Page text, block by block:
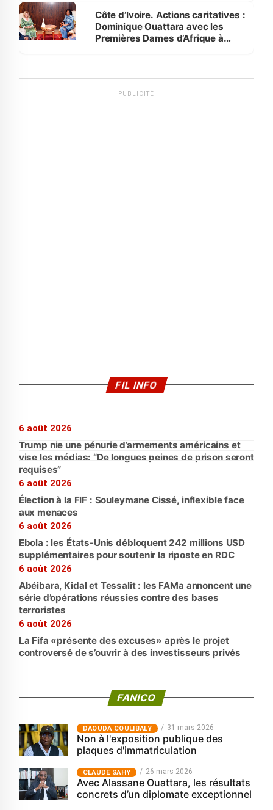
Côte d’Ivoire. Actions caritatives :
Dominique Ouattara avec les
Premières Dames d’Afrique à
PUBLICITÉ
FIL INFO
6 août 2026
Trump nie une pénurie d’armements américains et
vise les médias: “De longues peines de prison seront
requises”
6 août 2026
Élection à la FIF : Souleymane Cissé, inflexible face
aux menaces
6 août 2026
Ebola : les États-Unis débloquent 242 millions USD
supplémentaires pour soutenir la riposte en RDC
6 août 2026
Abéibara, Kidal et Tessalit : les FAMa annoncent une
série d’opérations réussies contre des bases
terroristes
6 août 2026
La Fifa «présente des excuses» après le projet
controversé de s’ouvrir à des investisseurs privés
FANICO
‎DAOUDA COULIBALY 31 mars 2026
Non à l'exposition publique des
plaques d'immatriculation
CLAUDE SAHY 26 mars 2026
Avec Alassane Ouattara, les résultats
concrets d’un diplomate exceptionnel